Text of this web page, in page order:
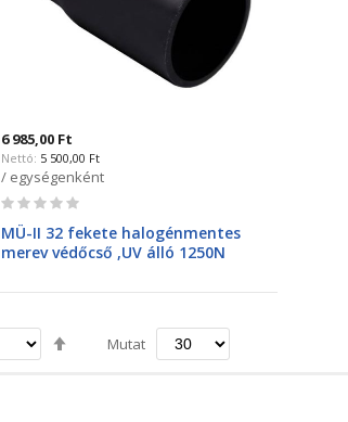
6 985,00 Ft
5 500,00 Ft
/ egységenként
Rating:
0%
MÜ-II 32 fekete halogénmentes
merev védőcső ,UV álló 1250N
Csökkenő
Mutat